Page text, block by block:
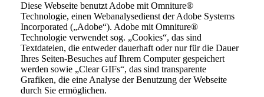
Diese Webseite benutzt Adobe mit Omniture®
Technologie, einen Webanalysedienst der Adobe Systems
Incorporated („Adobe“). Adobe mit Omniture®
Technologie verwendet sog. „Cookies“, das sind
Textdateien, die entweder dauerhaft oder nur für die Dauer
Ihres Seiten-Besuches auf Ihrem Computer gespeichert
werden sowie „Clear GIFs“, das sind transparente
Grafiken, die eine Analyse der Benutzung der Webseite
durch Sie ermöglichen.